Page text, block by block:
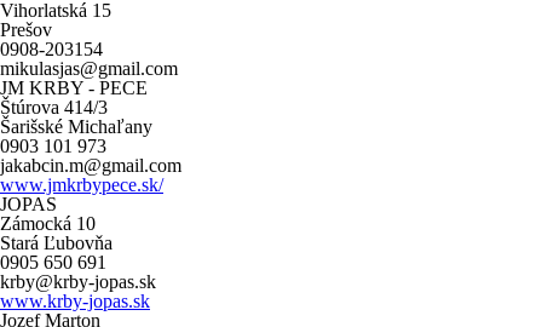
Vihorlatská 15
Prešov
0908-203154
mikulasjas@gmail.com
JM KRBY - PECE
Štúrova 414/3
Šarišské Michaľany
0903 101 973
jakabcin.m@gmail.com
www.jmkrbypece.sk/
JOPAS
Zámocká 10
Stará Ľubovňa
0905 650 691
krby@krby-jopas.sk
www.krby-jopas.sk
Jozef Marton